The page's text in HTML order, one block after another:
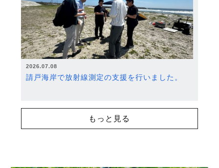
2026.07.08
請戸海岸で放射線測定の支援を行いました。
もっと見る